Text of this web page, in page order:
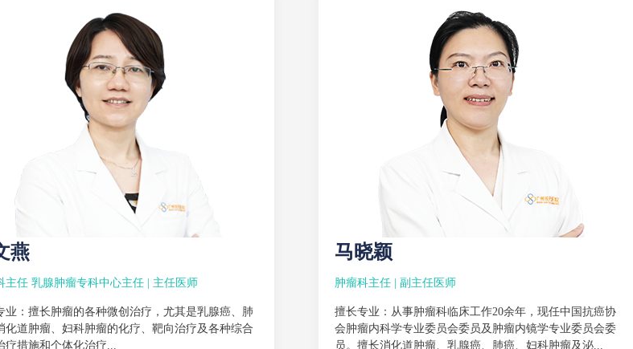
燕
主任 乳腺肿瘤专科中心主任 | 主任医师
业：擅长肿瘤的各种微创治疗，尤其是乳腺癌、肺
化道肿瘤、妇科肿瘤的化疗、靶向治疗及各种综合
疗措施和个体化治疗...
马晓颖
肿瘤科主任 | 副主任医师
擅长专业：从事肿瘤科临床工作20余年，现任中国抗癌协
会肿瘤内科学专业委员会委员及肿瘤内镜学专业委员会委
员。擅长消化道肿瘤、乳腺癌、肺癌、妇科肿瘤及泌...